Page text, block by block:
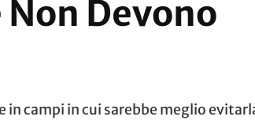
Devono
campi in cui sarebbe meglio